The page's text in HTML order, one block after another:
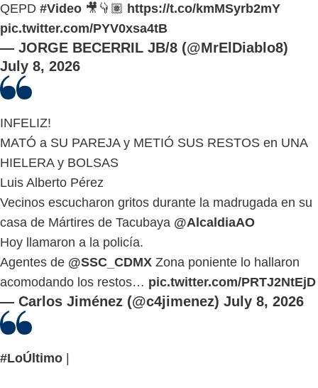
QEPD #Video 🎥👇🏽 https://t.co/kmMSyrb2mY
pic.twitter.com/PYV0xsa4tB
— JORGE BECERRIL JB/8 (@MrElDiablo8)
July 8, 2026
INFELIZ!
MATÓ a SU PAREJA y METIÓ SUS RESTOS en UNA
HIELERA y BOLSAS
Luis Alberto Pérez
Vecinos escucharon gritos durante la madrugada en su
casa de Mártires de Tacubaya @AlcaldiaAO
Hoy llamaron a la policía.
Agentes de @SSC_CDMX Zona poniente lo hallaron
acomodando los restos… pic.twitter.com/PRTJ2NtEjD
— Carlos Jiménez (@c4jimenez) July 8, 2026
#LoÚltimo |